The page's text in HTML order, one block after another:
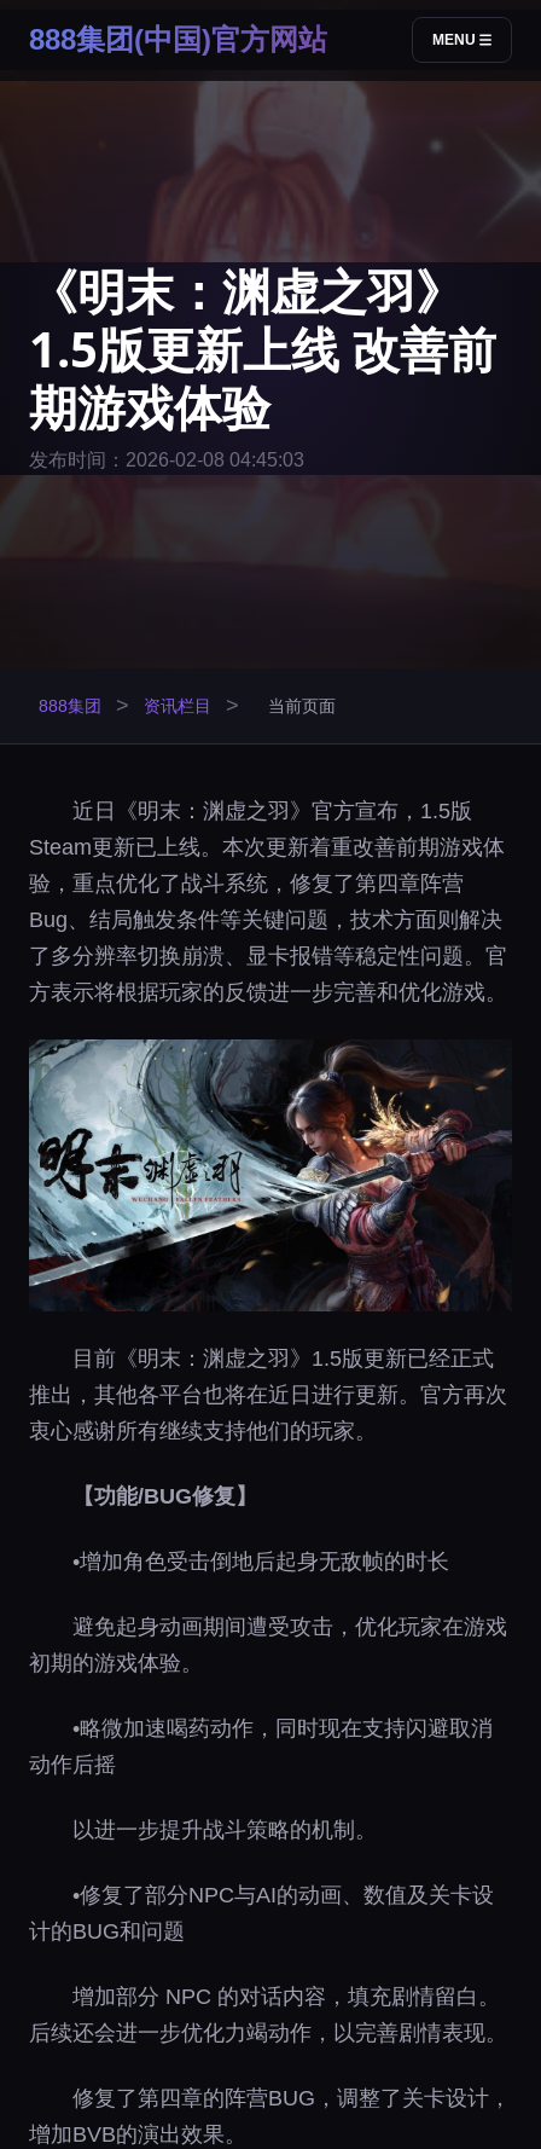
888集团(中国)官方网站 MENU
《明末：渊虚之羽》
1.5版更新上线 改善前
期游戏体验
发布时间：2026-02-08 04:45:03
888集团 > 资讯栏目 > 当前页面
近日《明末：渊虚之羽》官方宣布，1.5版
Steam更新已上线。本次更新着重改善前期游戏体
验，重点优化了战斗系统，修复了第四章阵营
Bug、结局触发条件等关键问题，技术方面则解决
了多分辨率切换崩溃、显卡报错等稳定性问题。官
方表示将根据玩家的反馈进一步完善和优化游戏。
目前《明末：渊虚之羽》1.5版更新已经正式
推出，其他各平台也将在近日进行更新。官方再次
衷心感谢所有继续支持他们的玩家。
【功能/BUG修复】
•增加角色受击倒地后起身无敌帧的时长
避免起身动画期间遭受攻击，优化玩家在游戏
初期的游戏体验。
•略微加速喝药动作，同时现在支持闪避取消
动作后摇
以进一步提升战斗策略的机制。
•修复了部分NPC与AI的动画、数值及关卡设
计的BUG和问题
增加部分 NPC 的对话内容，填充剧情留白。
后续还会进一步优化力竭动作，以完善剧情表现。
修复了第四章的阵营BUG，调整了关卡设计，
增加BVB的演出效果。